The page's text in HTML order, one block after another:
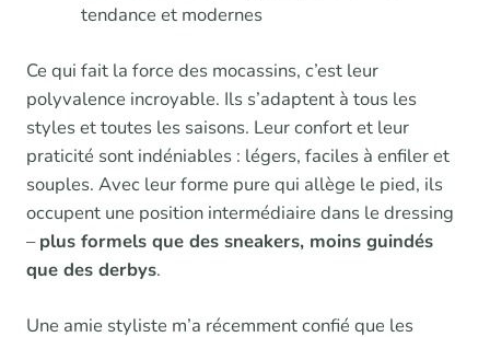
tendance et modernes
Ce qui fait la force des mocassins, c’est leur
polyvalence incroyable. Ils s’adaptent à tous les
styles et toutes les saisons. Leur confort et leur
praticité sont indéniables : légers, faciles à enfiler et
souples. Avec leur forme pure qui allège le pied, ils
occupent une position intermédiaire dans le dressing
–plus formels que des sneakers, moins guindés
que des derbys.
Une amie styliste m’a récemment confié que les